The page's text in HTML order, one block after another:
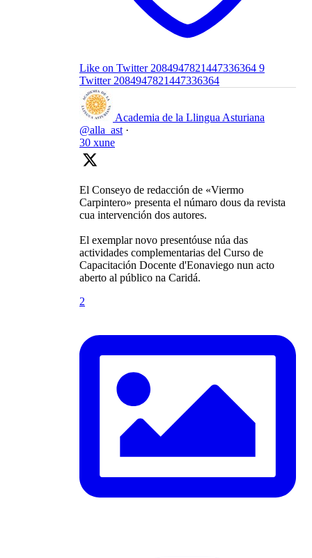
Like on Twitter 2084947821447336364 9
Twitter 2084947821447336364
Academia de la Llingua Asturiana
@alla_ast ·
30 xune
El Conseyo de redacción de «Viermo
Carpintero» presenta el númaro dous da revista
cua intervención dos autores.
El exemplar novo presentóuse núa das
actividades complementarias del Curso de
Capacitación Docente d'Eonaviego nun acto
aberto al público na Caridá.
2